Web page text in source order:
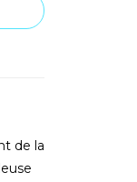
de la